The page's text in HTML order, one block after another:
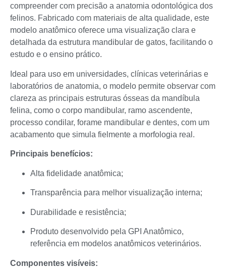
compreender com precisão a anatomia odontológica dos
felinos. Fabricado com materiais de alta qualidade, este
modelo anatômico oferece uma visualização clara e
detalhada da estrutura mandibular de gatos, facilitando o
estudo e o ensino prático.
Ideal para uso em universidades, clínicas veterinárias e
laboratórios de anatomia, o modelo permite observar com
clareza as principais estruturas ósseas da mandíbula
felina, como o corpo mandibular, ramo ascendente,
processo condilar, forame mandibular e dentes, com um
acabamento que simula fielmente a morfologia real.
Principais benefícios:
Alta fidelidade anatômica;
Transparência para melhor visualização interna;
Durabilidade e resistência;
Produto desenvolvido pela GPI Anatômico,
referência em modelos anatômicos veterinários.
Componentes visíveis: